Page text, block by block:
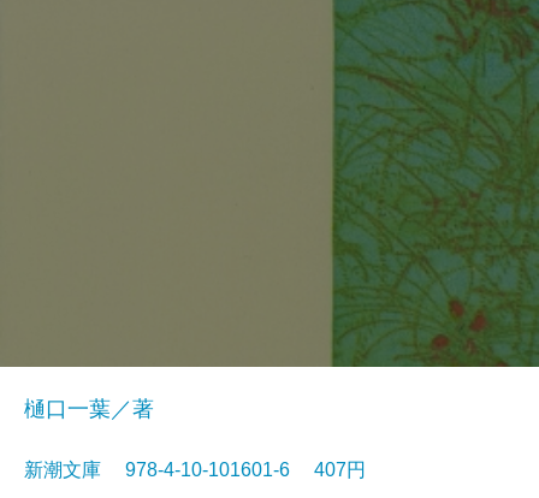
樋口一葉／著
新潮文庫 978-4-10-101601-6 407円